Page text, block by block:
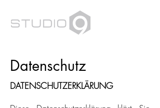
Datenschutz
DATENSCHUTZERKLÄRUNG